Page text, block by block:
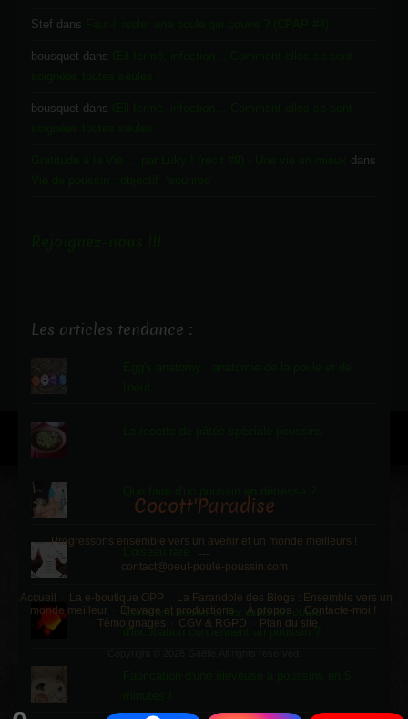
Stef dans
bousquet dans
bousquet dans
dans
Les articles tendance :
Comment savoir si les œufs en cours
d'incubation contiennent un poussin ?
Cocott'Paradise
Progressons ensemble vers un avenir et un monde meilleurs !
---
contact@oeuf-poule-poussin.com
Accueil La e-boutique OPP
La Farandole des Blogs : Ensemble vers un
monde meilleur
Élevage et productions À propos
Contacte-moi !
Témoignages
CGV & RGPD Plan du site